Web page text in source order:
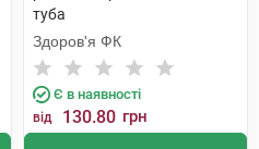
туба
Здоров'я ФК
Є в наявності
від 130.80 грн